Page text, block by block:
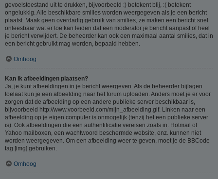
gevoelstoestand uit te drukken, bijvoorbeeld :) betekent blij, :( betekent
ongelukkig. Alle beschikbare smilies worden weergegeven als je een bericht
plaatst. Maak geen overdadig gebruik van smilies, ze maken een bericht snel
onleesbaar wat er toe kan leiden dat een moderator je bericht aanpast of heel
je bericht verwijdert. De beheerder kan ook een maximaal aantal smilies, dat in
een bericht gebruikt mag worden, bepaald hebben.
Omhoog
Kan ik afbeeldingen plaatsen?
Ja, je kunt afbeeldingen in je bericht weergeven. Als de beheerder bijlagen
toelaat kun je een afbeelding naar het forum uploaden. Anders moet je er voor
zorgen dat de afbeelding op een andere publieke server beschikbaar is,
bijvoorbeeld http://www.voorbeeld.com/mijn_afbeelding.gif. Linken naar een
afbeelding op je eigen computer is onmogelijk (tenzij het een publieke server
is). Ook afbeeldingen die een authentificatie vereisen zoals in: Hotmail of
Yahoo mailboxen, een wachtwoord beschermde website, enz. kunnen niet
worden weergegeven. Om een afbeelding weer te geven, moet je de BBCode
tag [img] gebruiken.
Omhoog